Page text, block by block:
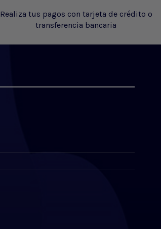
Realiza tus pagos con tarjeta de crédito o
transferencia bancaria